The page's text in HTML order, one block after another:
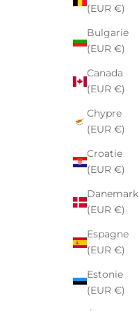
(EUR €)
Bulgarie
(EUR €)
Canada
(EUR €)
Chypre
(EUR €)
Croatie
(EUR €)
Danemark
(EUR €)
Espagne
(EUR €)
Estonie
(EUR €)